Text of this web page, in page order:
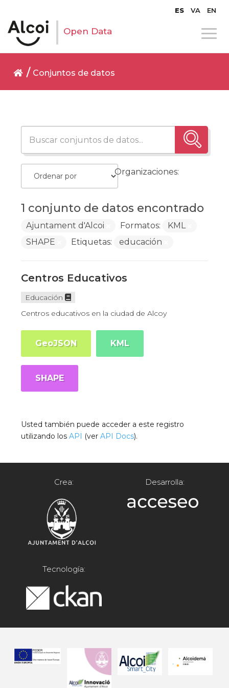
ES VA EN
Open Data
Conjuntos de datos
1 conjunto de datos encontrado
Organizaciones:
Ajuntament d'Alcoi Formatos:
KML
SHAPE
Etiquetas: educación
Centros Educativos
Educación
Centros educativos en la ciudad de Alcoy
GeoJSON KML
SHAPE
Usted también puede acceder a este registro
utilizando losAPI (verAPI Docs).
Crea: Desarrolla:
Tecnología: